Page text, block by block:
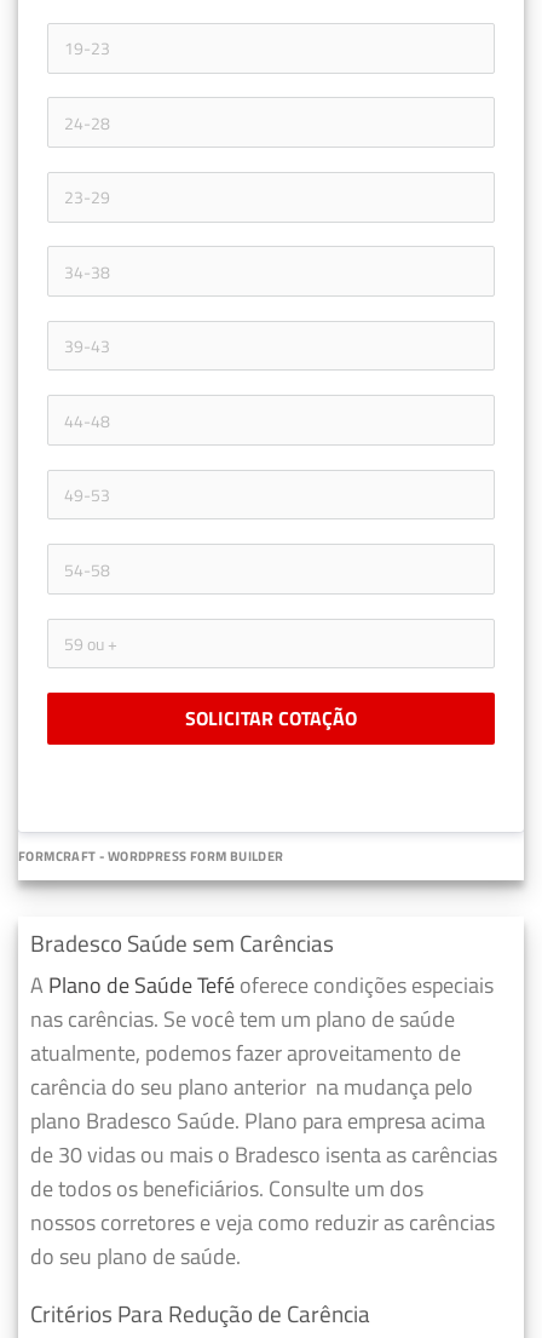
SOLICITAR COTAÇÃO
FORMCRAFT - WORDPRESS FORM BUILDER
Bradesco Saúde sem Carências
A Plano de Saúde Teféoferece condições especiais
nas carências. Se você tem um plano de saúde
atualmente, podemos fazeraproveitamento de
carência do seu plano anterior na mudança pelo
plano Bradesco Saúde. Plano para empresa acima
de 30 vidas ou mais o Bradesco isenta as carências
de todos os beneficiários. Consulte um dos
nossos corretores e veja como reduzir as carências
do seu plano de saúde.
Critérios Para Redução de Carência